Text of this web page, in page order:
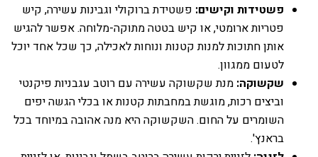
פשטידות וקישים: פשטידת ברוקולי וגבינות עשירה, קיש
פטריות ארומטי, או קיש בטטה מתוקה-מלוחה. אפשר להגיש
אותן חתוכות למנות קטנות ונוחות לאכילה, כך שכל אחד יוכל
לטעום ממגוון.
שקשוקה: מנת שקשוקה עשירה עם רוטב עגבניות פיקנטי
וביצים רכות, מוגשת במחבתות קטנות או בכלי הגשה יפים
השומרים על החום. השקשוקה היא מנה אהובה במיוחד בכל
בראנץ'.